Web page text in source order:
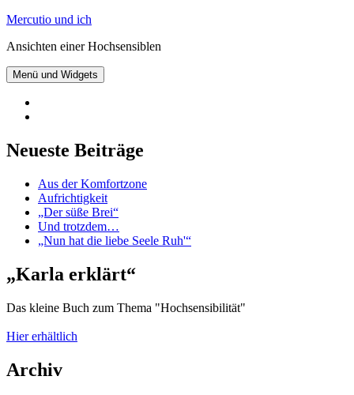
Zum
springen
Mercutio und ich
Ansichten einer Hochsensiblen
Menü und Widgets
Neueste Beiträge
Aus der Komfortzone
Aufrichtigkeit
„Der süße Brei“
Und trotzdem…
„Nun hat die liebe Seele Ruh'“
„Karla erklärt“
Das kleine Buch zum Thema "Hochsensibilität"
Hier erhältlich
Archiv